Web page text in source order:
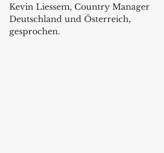
Kevin Liessem, Country Manager
Deutschland und Österreich,
gesprochen.